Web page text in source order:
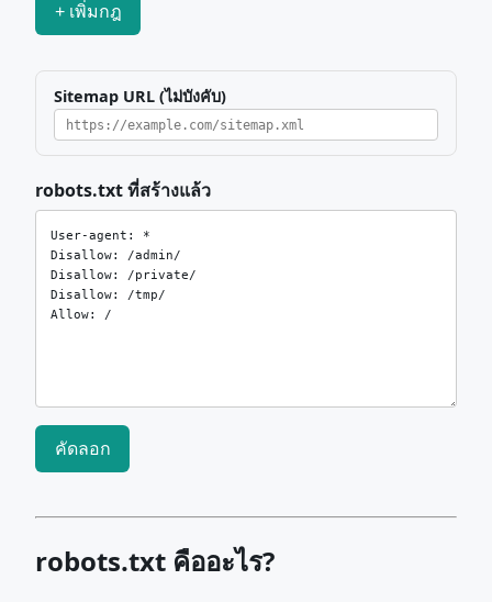
+ เพิ่มกฎ
Sitemap URL (ไม่บังคับ)
robots.txt ที่สร้างแล้ว
คัดลอก
robots.txt คืออะไร?